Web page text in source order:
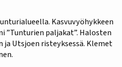
Kasvuvyöhykkeen
”Tunturien paljakat”. Halosten
ja Utsjoen risteyksessä. Klemet